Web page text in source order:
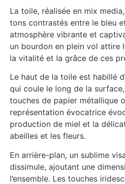
La toile, réalisée en mix
tons contrastés entre le bleu
atmosphère vibrante et
un bourdon en plein vol attire
la vitalité et la grâce de ces
Le haut de la toile est habillé
qui coule le long de la
touches de papier métallique
représentation évocatrice
production de miel et la
abeilles et les fleurs.
En arrière-plan, un sublime
dissimule, ajoutant une
l’ensemble. Les touches